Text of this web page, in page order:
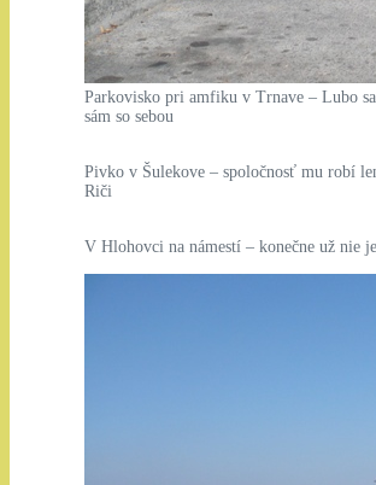
Parkovisko pri amfiku v Trnave – Lubo
sám so sebou
Pivko v Šulekove – spoločnosť mu robí
Riči
V Hlohovci na námestí – konečne už nie